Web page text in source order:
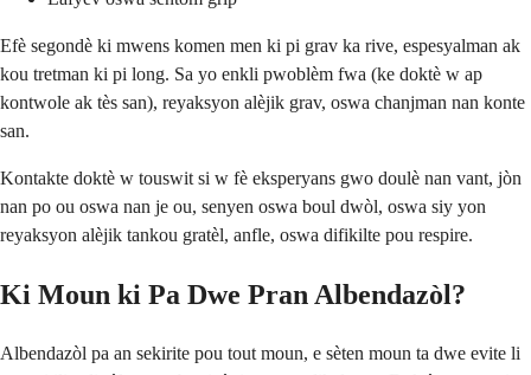
Efè segondè ki mwens komen men ki pi grav ka rive, espesyalman ak
kou tretman ki pi long. Sa yo enkli pwoblèm fwa (ke doktè w ap
kontwole ak tès san), reyaksyon alèjik grav, oswa chanjman nan konte
san.
Kontakte doktè w touswit si w fè eksperyans gwo doulè nan vant, jòn
nan po ou oswa nan je ou, senyen oswa boul dwòl, oswa siy yon
reyaksyon alèjik tankou gratèl, anfle, oswa difikilte pou respire.
Ki Moun ki Pa Dwe Pran Albendazòl?
Albendazòl pa an sekirite pou tout moun, e sèten moun ta dwe evite li